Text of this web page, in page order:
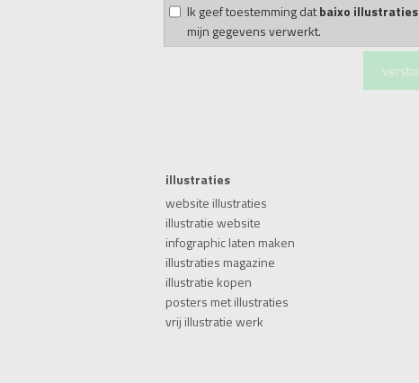
Ik geef toestemming datbaixo illustraties
mijn gegevens verwerkt.
illustraties
website illustraties
illustratie website
infographic laten maken
illustraties magazine
illustratie kopen
posters met illustraties
vrij illustratie werk